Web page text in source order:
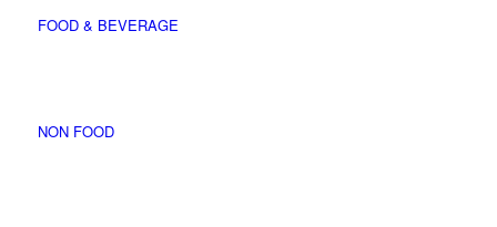
FOOD & BEVERAGE
NON FOOD